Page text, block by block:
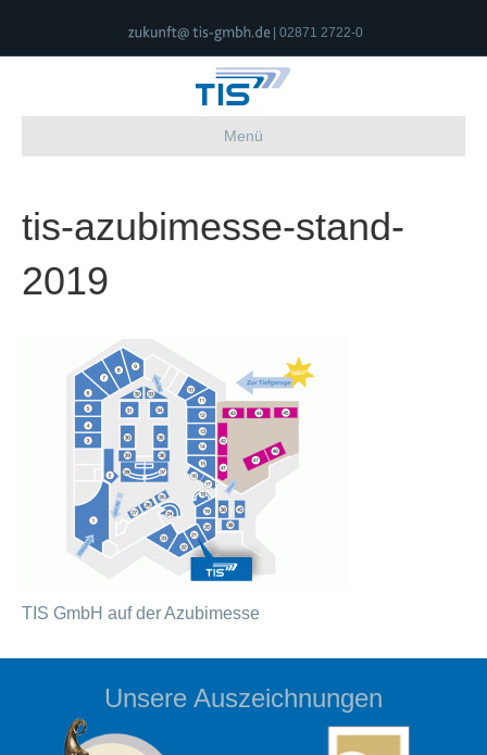
| 02871 2722-0
Menü
tis-azubimesse-stand-
2019
TIS GmbH auf der Azubimesse
Unsere Auszeichnungen